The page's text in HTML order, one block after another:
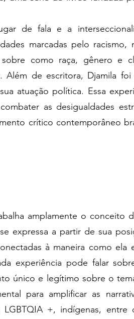
de fala e a
marcadas pelo racismo,
como raça, gênero e
de escritora, Djamila
atuação política. Essa
as desigualdades
crítico contemporâneo
amplamente o conceito
expressa a partir de sua
à maneira como
experiência pode falar
único e legítimo sobre o
para amplificar as
+, indígenas, entre